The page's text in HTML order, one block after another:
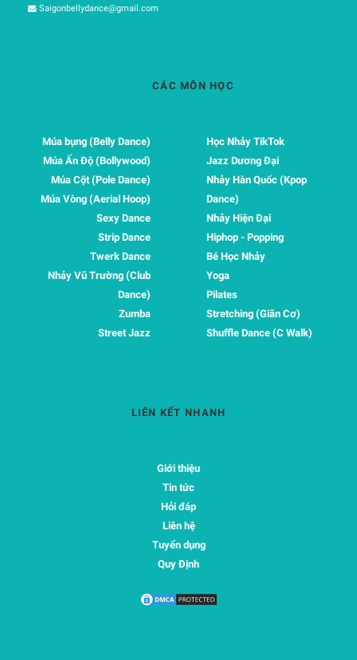
Saigonbellydance@gmail.com
CÁC MÔN HỌC
Múa bụng (Belly Dance)
Múa Ấn Độ (Bollywood)
Múa Cột (Pole Dance)
Múa Vòng (Aerial Hoop)
Sexy Dance
Strip Dance
Twerk Dance
Nhảy Vũ Trường (Club
Dance)
Zumba
Street Jazz
Học Nhảy TikTok
Jazz Dương Đại
Nhảy Hàn Quốc (Kpop
Dance)
Nhảy Hiện Đại
Hiphop - Popping
Bé Học Nhảy
Yoga
Pilates
Stretching (Giãn Cơ)
Shuffle Dance (C Walk)
LIÊN KẾT NHANH
Giới thiệu
Tin tức
Hỏi đáp
Liên hệ
Tuyển dụng
Quy Định